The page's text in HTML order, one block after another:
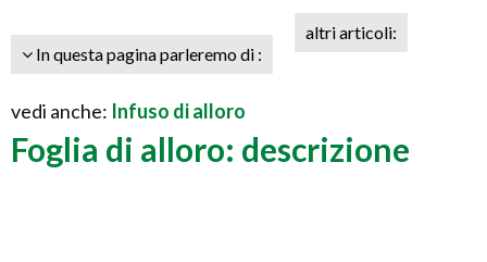
In questa pagina parleremo di :
altri articoli:
vedi anche: Infuso di alloro
Foglia di alloro: descrizione